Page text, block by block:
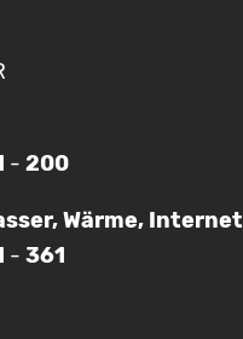
- 200
Wärme, Internet
- 361